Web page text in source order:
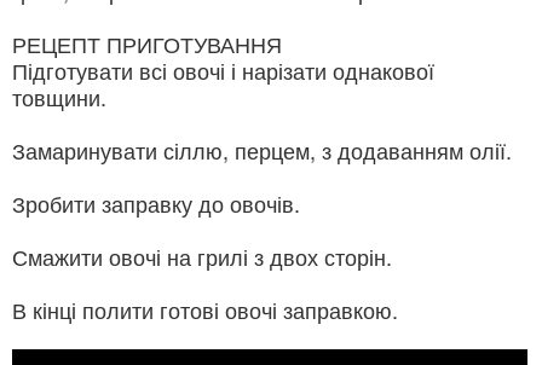
РЕЦЕПТ ПРИГОТУВАННЯ
Підготувати всі овочі і нарізати однакової
товщини.
Замаринувати сіллю, перцем, з додаванням олії.
Зробити заправку до овочів.
Смажити овочі на грилі з двох сторін.
В кінці полити готові овочі заправкою.